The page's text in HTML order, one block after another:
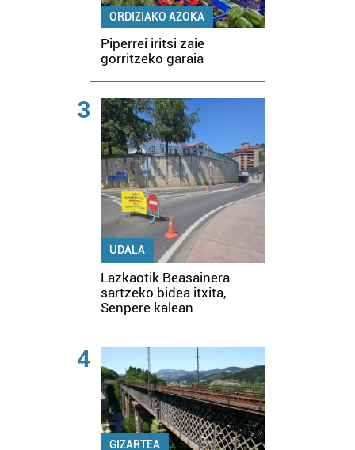
ORDIZIAKO AZOKA
Piperrei iritsi zaie
gorritzeko garaia
3
UDALA
Lazkaotik Beasainera
sartzeko bidea itxita,
Senpere kalean
4
GIZARTEA